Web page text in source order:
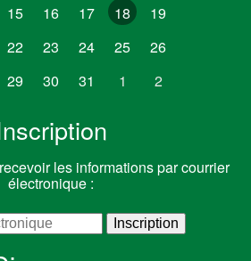
15 16 17 18
19
22 23 24 25
26
29 30 31 1 2
les informations par courrier
électronique :